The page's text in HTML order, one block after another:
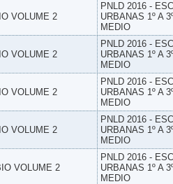
VOLUME 2
PNLD 2016 -
URBANAS 1º A
MEDIO
VOLUME 2
PNLD 2016 -
URBANAS 1º A
MEDIO
VOLUME 2
PNLD 2016 -
URBANAS 1º A
MEDIO
VOLUME 2
PNLD 2016 -
URBANAS 1º A
MEDIO
VOLUME 2
PNLD 2016 -
URBANAS 1º A
MEDIO